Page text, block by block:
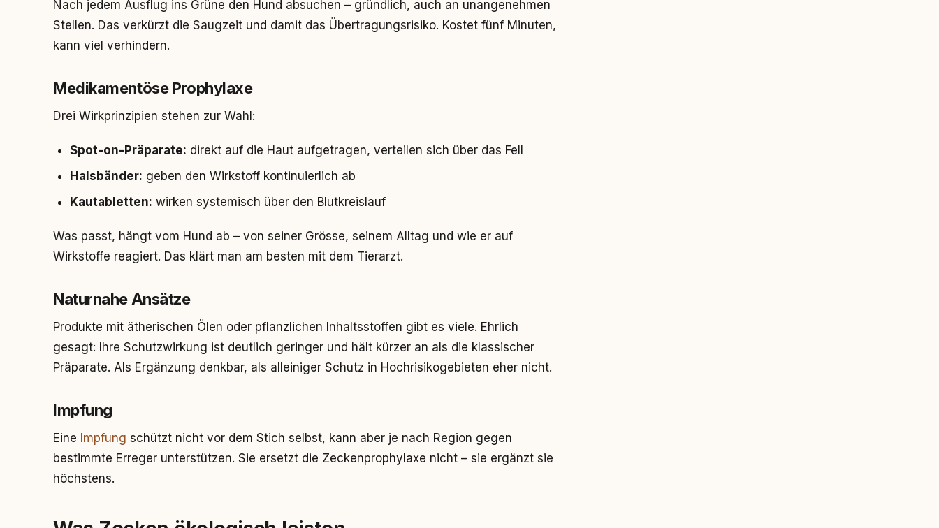
Nach jedem Ausflug ins Grüne den Hund absuchen – gründlich, auch an unangenehmen
Stellen. Das verkürzt die Saugzeit und damit das Übertragungsrisiko. Kostet fünf Minuten,
kann viel verhindern.
Medikamentöse Prophylaxe
Drei Wirkprinzipien stehen zur Wahl:
Spot-on-Präparate: direkt auf die Haut aufgetragen, verteilen sich über das Fell
Halsbänder: geben den Wirkstoff kontinuierlich ab
Kautabletten: wirken systemisch über den Blutkreislauf
Was passt, hängt vom Hund ab – von seiner Grösse, seinem Alltag und wie er auf
Wirkstoffe reagiert. Das klärt man am besten mit dem Tierarzt.
Naturnahe Ansätze
Produkte mit ätherischen Ölen oder pflanzlichen Inhaltsstoffen gibt es viele. Ehrlich
gesagt: Ihre Schutzwirkung ist deutlich geringer und hält kürzer an als die klassischer
Präparate. Als Ergänzung denkbar, als alleiniger Schutz in Hochrisikogebieten eher nicht.
Impfung
Eine Impfung schützt nicht vor dem Stich selbst, kann aber je nach Region gegen
bestimmte Erreger unterstützen. Sie ersetzt die Zeckenprophylaxe nicht – sie ergänzt sie
höchstens.